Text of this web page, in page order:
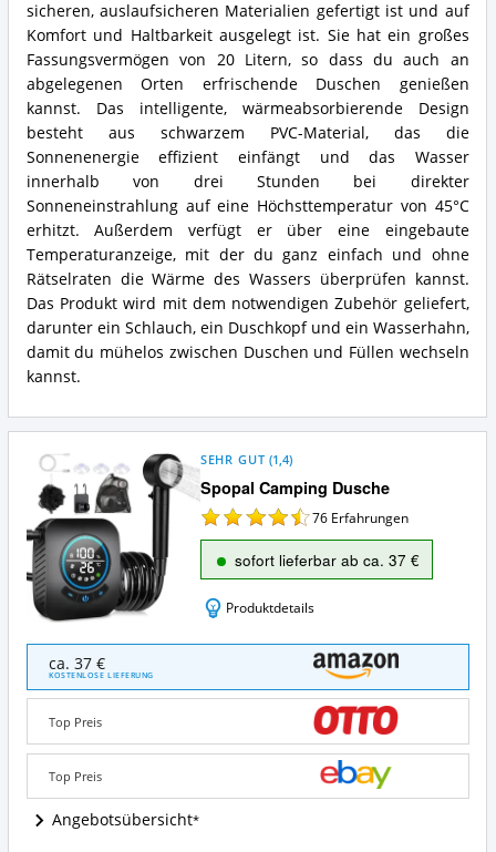
sicheren, auslaufsicheren Materialien gefertigt ist und auf
Komfort und Haltbarkeit ausgelegt ist. Sie hat ein großes
Fassungsvermögen von 20 Litern, so dass du auch an
abgelegenen Orten erfrischende Duschen genießen
kannst. Das intelligente, wärmeabsorbierende Design
besteht aus schwarzem PVC-Material, das die
Sonnenenergie effizient einfängt und das Wasser
innerhalb von drei Stunden bei direkter
Sonneneinstrahlung auf eine Höchsttemperatur von 45°C
erhitzt. Außerdem verfügt er über eine eingebaute
Temperaturanzeige, mit der du ganz einfach und ohne
Rätselraten die Wärme des Wassers überprüfen kannst.
Das Produkt wird mit dem notwendigen Zubehör geliefert,
darunter ein Schlauch, ein Duschkopf und ein Wasserhahn,
damit du mühelos zwischen Duschen und Füllen wechseln
kannst.
Spopal Camping Dusche
SEHR GUT (1,4)
76 Erfahrungen
sofort lieferbar ab ca. 37 €
Produktdetails
Camping
Dusche
Angebote:
ist
diese
Campingdusche
erhältlich?
ca. 37 €
KOSTENLOSE LIEFERUNG
Top Preis
Top Preis
Angebotsübersicht